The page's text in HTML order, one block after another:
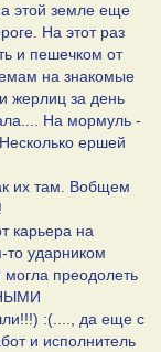
этой земле еще
На этот раз
и пешечком от
на знакомые
жерлиц за день
На мормуль -
ершей
их там. Вобщем
карьера на
то ударником
могла преодолеть
:(...., да еще с
и исполнитель